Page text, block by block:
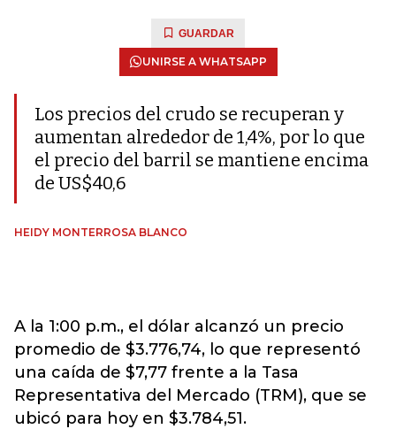
GUARDAR
UNIRSE A WHATSAPP
Los precios del crudo se recuperan y
aumentan alrededor de 1,4%, por lo que
el precio del barril se mantiene encima
de US$40,6
HEIDY MONTERROSA BLANCO
A la 1:00 p.m., el dólar alcanzó un precio
promedio de $3.776,74, lo que representó
una caída de $7,77 frente a la Tasa
Representativa del Mercado (TRM), que se
ubicó para hoy en $3.784,51.